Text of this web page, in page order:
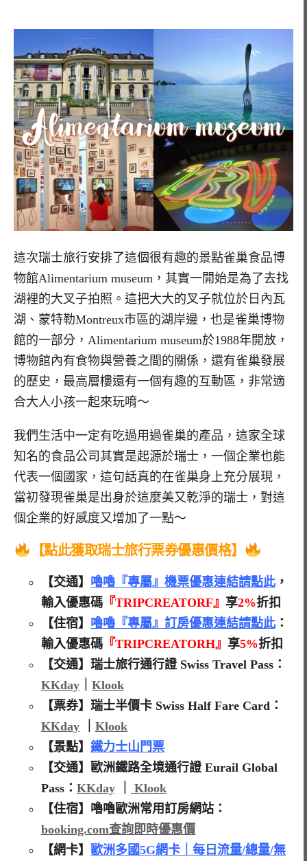
這次瑞士旅行安排了這個很有趣的景點雀巢食品博
物館Alimentarium museum，其實一開始是為了去找
湖裡的大叉子拍照。這把大大的叉子就位於日內瓦
湖、蒙特勒Montreux市區的湖岸邊，也是雀巢博物
館的一部分，Alimentarium museum於1988年開放，
博物館內有食物與營養之間的關係，還有雀巢發展
的歷史，最高層樓還有一個有趣的互動區，非常適
合大人小孩一起來玩唷～
我們生活中一定有吃過用過雀巢的產品，這家全球
知名的食品公司其實是起源於瑞士，一個企業也能
代表一個國家，這句話真的在雀巢身上充分展現，
當初發現雀巢是出身於這麼美又乾淨的瑞士，對這
個企業的好感度又增加了一點～
【點此獲取瑞士旅行票券優惠價格】
【交通】 嚕嚕『專屬』機票優惠連結請點此，
輸入優惠碼 『TRIPCREATORF』 享2%折扣
【住宿】 嚕嚕『專屬』訂房優惠連結請點此：
輸入優惠碼 『TRIPCREATORH』 享5%折扣
【交通】瑞士旅行通行證 Swiss Travel Pass：
KKday
Klook
【票券】瑞士半價卡 Swiss Half Fare Card：
KKday
Klook
【景點】 鐵力士山門票
【交通】歐洲鐵路全境通行證 Eurail Global
Pass： KKday
Klook
【住宿】嚕嚕歐洲常用訂房網站：
booking.com查詢即時優惠價
【網卡】 歐洲多國5G網卡｜每日流量/總量/無